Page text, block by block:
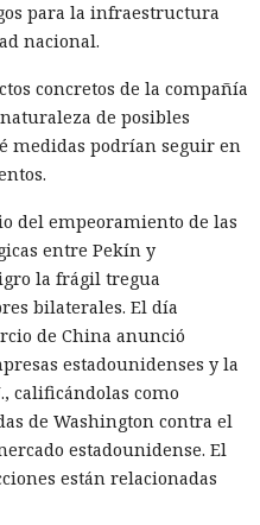
para la infraestructura
nacional.
concretos de la compañía
de posibles
medidas podrían seguir en
del empeoramiento de las
entre Pekín y
la frágil tregua
bilaterales. El día
de China anunció
estadounidenses y la
calificándolas como
de Washington contra el
estadounidense. El
están relacionadas